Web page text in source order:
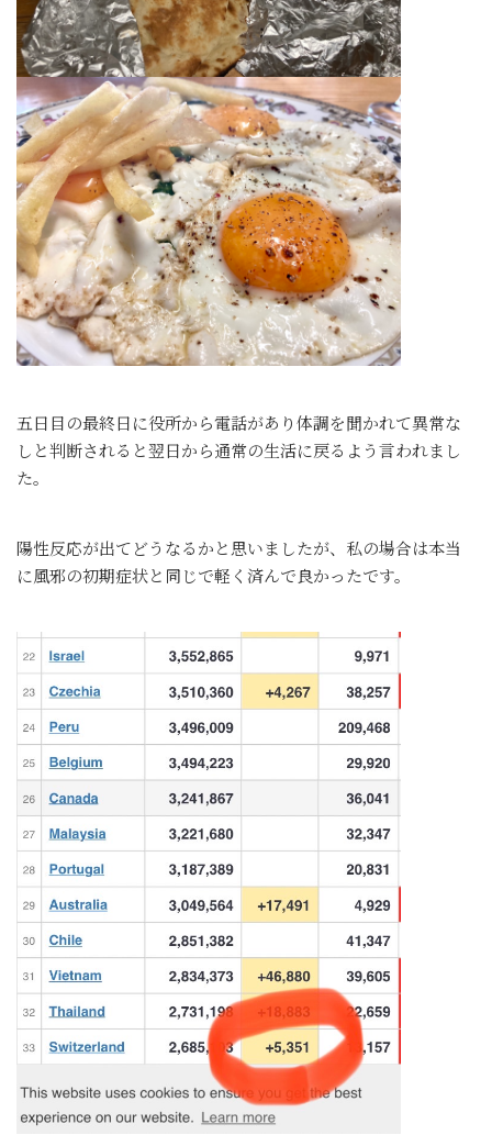
五日目の最終日に役所から電話があり体調を聞かれて異常な
しと判断されると翌日から通常の生活に戻るよう言われまし
た。
陽性反応が出てどうなるかと思いましたが、私の場合は本当
に風邪の初期症状と同じで軽く済んで良かったです。